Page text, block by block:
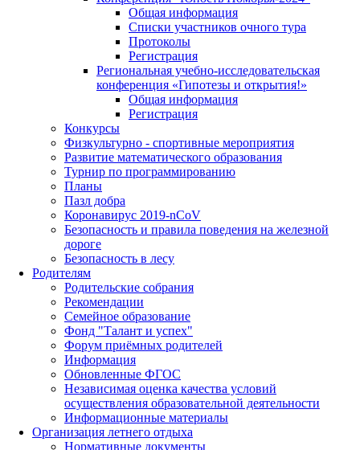
Общая информация
Списки участников очного тура
Протоколы
Регистрация
Региональная учебно-исследовательская
конференция «Гипотезы и открытия!»
Общая информация
Регистрация
Конкурсы
Физкультурно - спортивные мероприятия
Развитие математического образования
Турнир по программированию
Планы
Пазл добра
Коронавирус 2019-nCoV
Безопасность и правила поведения на железной
дороге
Безопасность в лесу
Родителям
Родительские собрания
Рекомендации
Семейное образование
Фонд "Талант и успех"
Форум приёмных родителей
Информация
Обновленные ФГОС
Независимая оценка качества условий
осуществления образовательной деятельности
Информационные материалы
Организация летнего отдыха
Нормативные документы